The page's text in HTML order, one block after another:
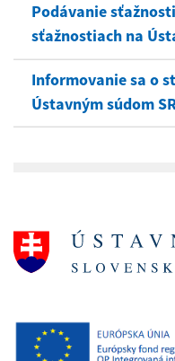
Podávanie
sťažnostiach na
Informovanie sa o
Ústavným súdom SR